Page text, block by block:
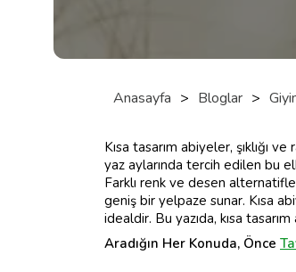
Anasayfa > Bloglar >
Kısa tasarım abiyeler, şıklığı
yaz aylarında tercih edilen bu
Farklı renk ve desen
geniş bir yelpaze sunar. Kısa
idealdir. Bu yazıda, kısa
Aradığın Her Konuda, Önce